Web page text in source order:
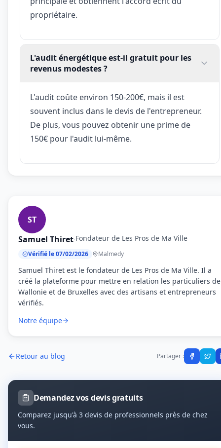
propriétaire.
L'audit énergétique est-il gratuit pour les
revenus modestes ?
L'audit coûte environ 150-200€, mais il est
souvent inclus dans le devis de l'entrepreneur.
De plus, vous pouvez obtenir une prime de
150€ pour l'audit lui-même.
ST
Samuel Thiret·Fondateur de Les Pros de Ma Ville
Vérifié le 07/02/2026 Malmedy
Samuel Thiret est le fondateur de Les Pros de Ma Ville. Il a
créé la plateforme pour mettre en relation les particuliers de
Wallonie et de Bruxelles avec des artisans et entrepreneurs
vérifiés.
Notre équipe
Retour au blog Partager :
Demandez vos devis gratuits
Comparez jusqu'à 3 devis de professionnels près de chez
vous.